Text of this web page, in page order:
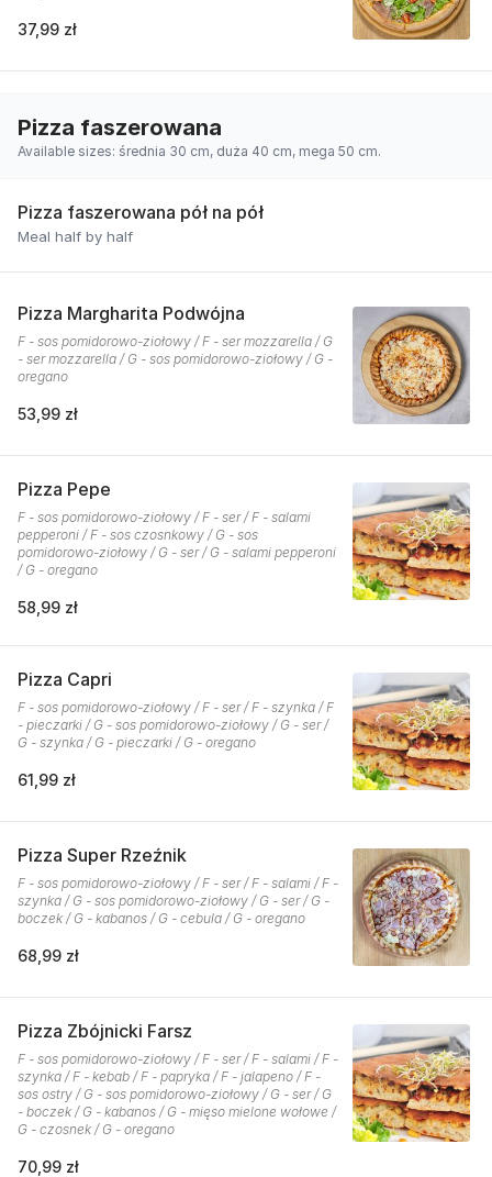
37,99 zł
Pizza faszerowana
Available sizes: średnia 30 cm, duża 40 cm, mega 50 cm.
Pizza faszerowana pół na pół
Meal half by half
Pizza Margharita Podwójna
F - sos pomidorowo-ziołowy / F - ser mozzarella / G
- ser mozzarella / G - sos pomidorowo-ziołowy / G -
oregano
53,99 zł
Pizza Pepe
F - sos pomidorowo-ziołowy / F - ser / F - salami
pepperoni / F - sos czosnkowy / G - sos
pomidorowo-ziołowy / G - ser / G - salami pepperoni
/ G - oregano
58,99 zł
Pizza Capri
F - sos pomidorowo-ziołowy / F - ser / F - szynka / F
- pieczarki / G - sos pomidorowo-ziołowy / G - ser /
G - szynka / G - pieczarki / G - oregano
61,99 zł
Pizza Super Rzeźnik
F - sos pomidorowo-ziołowy / F - ser / F - salami / F -
szynka / G - sos pomidorowo-ziołowy / G - ser / G -
boczek / G - kabanos / G - cebula / G - oregano
68,99 zł
Pizza Zbójnicki Farsz
F - sos pomidorowo-ziołowy / F - ser / F - salami / F -
szynka / F - kebab / F - papryka / F - jalapeno / F -
sos ostry / G - sos pomidorowo-ziołowy / G - ser / G
- boczek / G - kabanos / G - mięso mielone wołowe /
G - czosnek / G - oregano
70,99 zł